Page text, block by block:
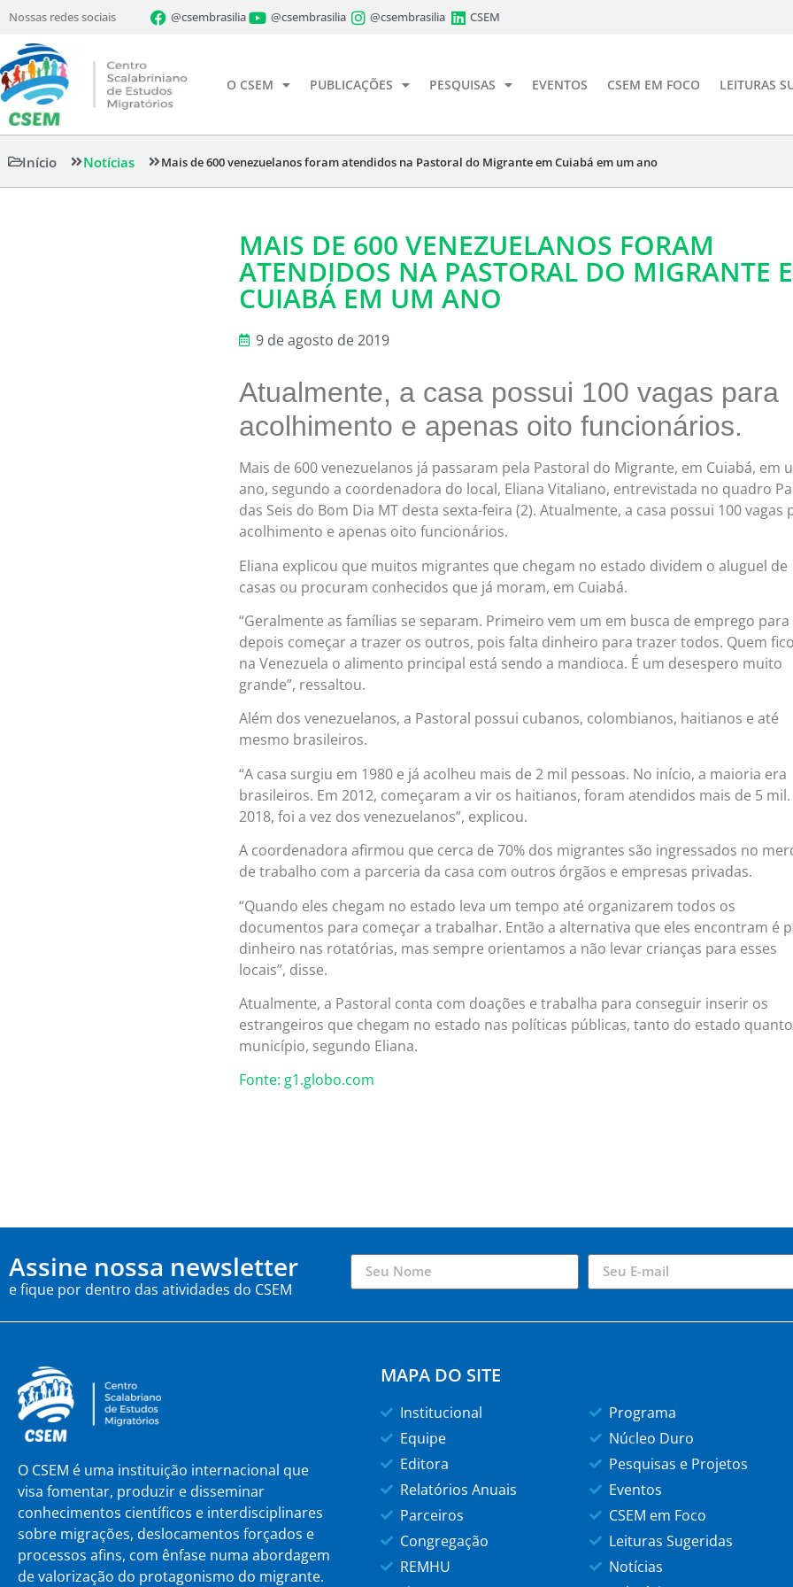
Nossas redes sociais @csembrasilia @csembrasilia @csembrasilia CSEM
O CSEM PUBLICAÇÕES PESQUISAS EVENTOS CSEM EM FOCO LEITURAS
Início Notícias Mais de 600 venezuelanos foram atendidos na Pastoral do Migrante em Cuiabá em um ano
MAIS DE 600 VENEZUELANOS FORAM
ATENDIDOS NA PASTORAL DO MIGRANTE
CUIABÁ EM UM ANO
9 de agosto de 2019
Atualmente, a casa possui 100 vagas para
acolhimento e apenas oito funcionários.
Mais de 600 venezuelanos já passaram pela Pastoral do Migrante, em Cuiabá, em
ano, segundo a coordenadora do local, Eliana Vitaliano, entrevistada no quadro
das Seis do Bom Dia MT desta sexta-feira (2). Atualmente, a casa possui 100 vagas
acolhimento e apenas oito funcionários.
Eliana explicou que muitos migrantes que chegam no estado dividem o aluguel de
casas ou procuram conhecidos que já moram, em Cuiabá.
“Geralmente as famílias se separam. Primeiro vem um em busca de emprego para
depois começar a trazer os outros, pois falta dinheiro para trazer todos. Quem
na Venezuela o alimento principal está sendo a mandioca. É um desespero muito
grande”, ressaltou.
Além dos venezuelanos, a Pastoral possui cubanos, colombianos, haitianos e até
mesmo brasileiros.
“A casa surgiu em 1980 e já acolheu mais de 2 mil pessoas. No início, a maioria era
brasileiros. Em 2012, começaram a vir os haitianos, foram atendidos mais de 5 mil.
2018, foi a vez dos venezuelanos”, explicou.
A coordenadora afirmou que cerca de 70% dos migrantes são ingressados no
de trabalho com a parceria da casa com outros órgãos e empresas privadas.
“Quando eles chegam no estado leva um tempo até organizarem todos os
documentos para começar a trabalhar. Então a alternativa que eles encontram é
dinheiro nas rotatórias, mas sempre orientamos a não levar crianças para esses
locais”, disse.
Atualmente, a Pastoral conta com doações e trabalha para conseguir inserir os
estrangeiros que chegam no estado nas políticas públicas, tanto do estado
município, segundo Eliana.
Fonte: g1.globo.com
Assine nossa newsletter
e fique por dentro das atividades do CSEM
O CSEM é uma instituição internacional que
visa fomentar, produzir e disseminar
conhecimentos científicos e interdisciplinares
sobre migrações, deslocamentos forçados e
processos afins, com ênfase numa abordagem
de valorização do protagonismo do migrante.
MAPA DO SITE
Institucional
Equipe
Editora
Relatórios Anuais
Parceiros
Congregação
REMHU
Programa
Núcleo Duro
Pesquisas e Projetos
Eventos
CSEM em Foco
Leituras Sugeridas
Notícias